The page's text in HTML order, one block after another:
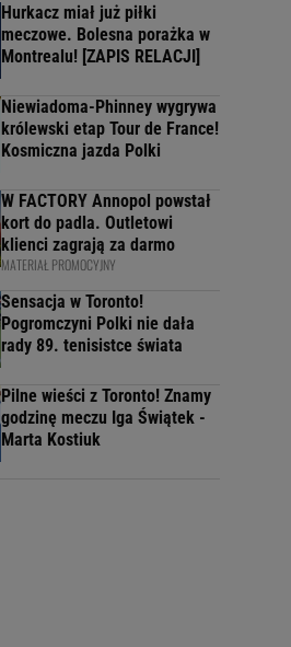
Hurkacz miał już piłki
meczowe. Bolesna porażka w
Montrealu! [ZAPIS RELACJI]
Niewiadoma-Phinney wygrywa
królewski etap Tour de France!
Kosmiczna jazda Polki
W FACTORY Annopol powstał
kort do padla. Outletowi
klienci zagrają za darmo
MATERIAŁ PROMOCYJNY
Sensacja w Toronto!
Pogromczyni Polki nie dała
rady 89. tenisistce świata
Pilne wieści z Toronto! Znamy
godzinę meczu Iga Świątek -
Marta Kostiuk